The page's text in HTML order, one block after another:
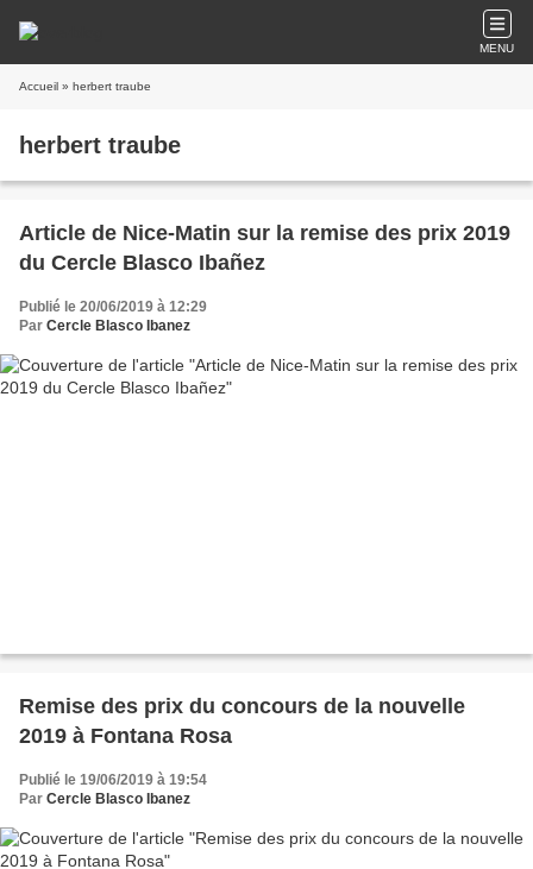
MENU
Accueil » herbert traube
herbert traube
Article de Nice-Matin sur la remise des prix 2019
du Cercle Blasco Ibañez
Publié le 20/06/2019 à 12:29
Par Cercle Blasco Ibanez
Remise des prix du concours de la nouvelle
2019 à Fontana Rosa
Publié le 19/06/2019 à 19:54
Par Cercle Blasco Ibanez